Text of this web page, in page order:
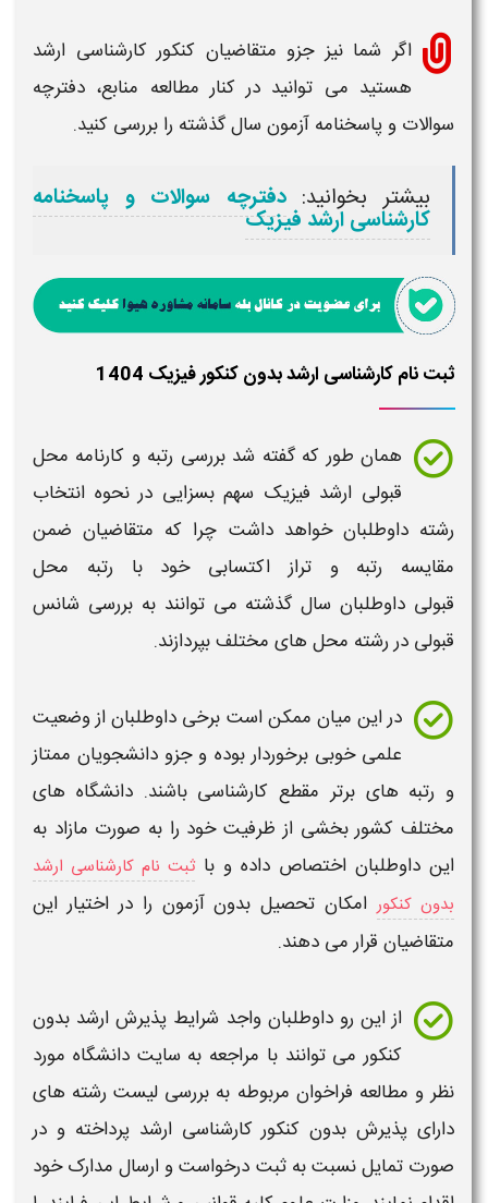
اگر شما نیز جزو متقاضیان کنکور کارشناسی ارشد
هستید می توانید در کنار مطالعه منابع، دفترچه
سوالات و پاسخنامه آزمون سال گذشته را بررسی کنید.
بیشتر بخوانید: دفترچه سوالات و پاسخنامه
کارشناسی ارشد فیزیک
ثبت نام کارشناسی ارشد بدون کنکور فیزیک 1404
همان طور که گفته شد بررسی رتبه و کارنامه محل
قبولی ارشد فیزیک سهم بسزایی در نحوه انتخاب
رشته داوطلبان خواهد داشت چرا که متقاضیان ضمن
مقایسه رتبهو تراز اکتسابی خود با رتبه محل
قبولی داوطلبان سال گذشته می توانند به بررسی شانس
قبولی در رشته محل های مختلف بپردازند.
در این میان ممکن است برخی داوطلبان از وضعیت
علمی خوبی برخوردار بوده و جزو دانشجویان ممتاز
و رتبه های برتر مقطع کارشناسیباشند. دانشگاه های
مختلف کشور بخشی از ظرفیت خود را به صورت مازاد به
این داوطلبان اختصاص داده و باثبت نام کارشناسی ارشد
بدون کنکور امکان تحصیل بدون آزمون را در اختیار این
متقاضیان قرار می دهند.
از این رو داوطلبان واجد شرایط پذیرش ارشد بدون
کنکور می توانند با مراجعه به سایت دانشگاه مورد
نظر و مطالعه فراخوان مربوطه به بررسی لیست رشته های
دارای پذیرش بدون کنکور کارشناسی ارشدپرداخته و در
صورت تمایل نسبت به ثبت درخواست و ارسال مدارک خود